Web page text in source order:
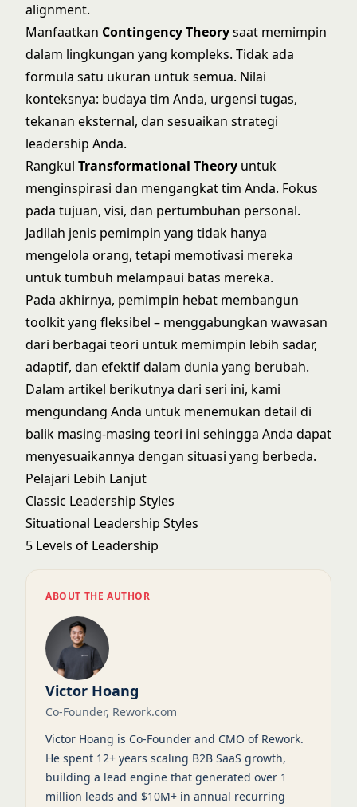
alignment.
Manfaatkan Contingency Theorysaat memimpin
dalam lingkungan yang kompleks. Tidak ada
formula satu ukuran untuk semua. Nilai
konteksnya: budaya tim Anda, urgensi tugas,
tekanan eksternal, dan sesuaikan strategi
leadership Anda.
Rangkul Transformational Theory untuk
menginspirasi dan mengangkat tim Anda. Fokus
pada tujuan, visi, dan pertumbuhan personal.
Jadilah jenis pemimpin yang tidak hanya
mengelola orang, tetapi memotivasi mereka
untuk tumbuh melampaui batas mereka.
Pada akhirnya, pemimpin hebat membangun
toolkit yang fleksibel – menggabungkan wawasan
dari berbagai teori untuk memimpin lebih sadar,
adaptif, dan efektif dalam dunia yang berubah.
Dalam artikel berikutnya dari seri ini, kami
mengundang Anda untuk menemukan detail di
balik masing-masing teori ini sehingga Anda dapat
menyesuaikannya dengan situasi yang berbeda.
Pelajari Lebih Lanjut
Classic Leadership Styles
Situational Leadership Styles
5 Levels of Leadership
ABOUT THE AUTHOR
Victor Hoang
Co-Founder, Rework.com
Victor Hoang is Co-Founder and CMO of Rework.
He spent 12+ years scaling B2B SaaS growth,
building a lead engine that generated over 1
million leads and $10M+ in annual recurring